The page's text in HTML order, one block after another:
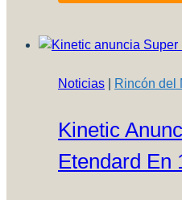
1:35
Dukel
Noticias Rincón del
Kinetic
Etendard En